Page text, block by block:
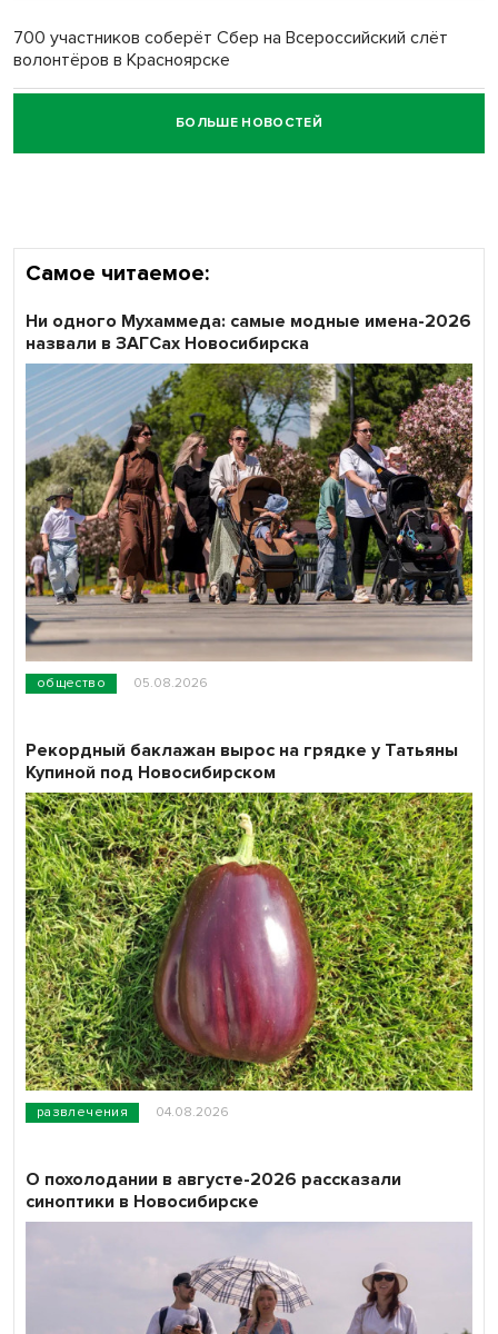
700 участников соберёт Сбер на Всероссийский слёт
волонтёров в Красноярске
Честный выбор: видеонаблюдение обеспечит
объективность результатов ЕДГ в Новосибирской
БОЛЬШЕ НОВОСТЕЙ
Самое читаемое:
общество 05.08.2026
Ни одного Мухаммеда: самые модные имена-2026
назвали в ЗАГСах Новосибирска
развлечения 04.08.2026
Рекордный баклажан вырос на грядке у Татьяны
Купиной под Новосибирском
О похолодании в августе-2026 рассказали
синоптики в Новосибирске